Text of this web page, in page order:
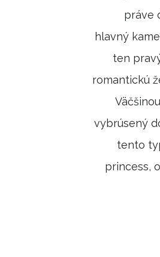
práve
hlavný
ten
romantickú
vybrúsený
tento
princess,